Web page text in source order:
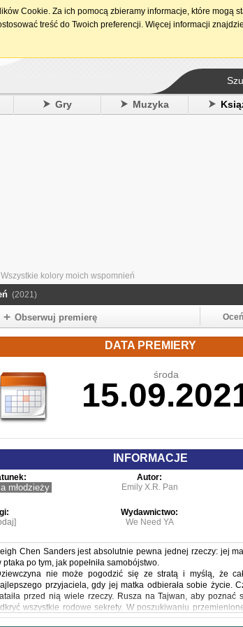
15. urodziny
Gry Muzyka
kolory moich wspomnień
(2021)
Obserwuj premierę
DATA PREMIERY
środa
INFORMACJE
młodzieży
Autor:
Emily X.R. Pan
Wydawnictwo:
We Need YA
Chen Sanders jest absolutnie pewna jednej rzeczy: jej
ptaka po tym, jak popełniła samobójstwo.
nie może pogodzić się ze stratą i myślą, że
przyjaciela, gdy jej matka odbierała sobie życie.
przed nią wiele rzeczy. Rusza na Tajwan, aby poznać
wszystkie rodowe sekrety. W poszukiwaniu
zacznie ścigać duchy, odkryje tajemnice dziadków i
Cookie. Za ich pomocą zbieramy informacje, które mogą
treść do Twoich preferencji. Więcej informacji